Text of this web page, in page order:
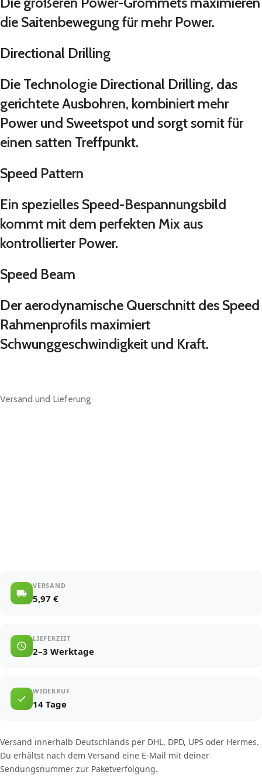
die Saitenbewegung für mehr Power.
Directional Drilling
Die Technologie Directional Drilling, das
gerichtete Ausbohren, kombiniert mehr
Power und Sweetspot und sorgt somit für
einen satten Treffpunkt.
Speed Pattern
Ein spezielles Speed-Bespannungsbild
kommt mit dem perfekten Mix aus
kontrollierter Power.
Speed Beam
Der aerodynamische Querschnitt des Speed
Rahmenprofils maximiert
Schwunggeschwindigkeit und Kraft.
Versand und Lieferung
VERSAND
5,97 €
LIEFERZEIT
2–3 Werktage
WIDERRUF
14 Tage
Versand innerhalb Deutschlands per DHL, DPD, UPS oder Hermes.
Du erhältst nach dem Versand eine E-Mail mit deiner
Sendungsnummer zur Paketverfolgung.